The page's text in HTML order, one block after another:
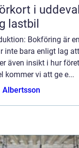
i uddevalla så planerar du
lastbil
Bokföring är
inte bara enligt lag
även insikt i hur
kommer vi att ge e...
Albertsson